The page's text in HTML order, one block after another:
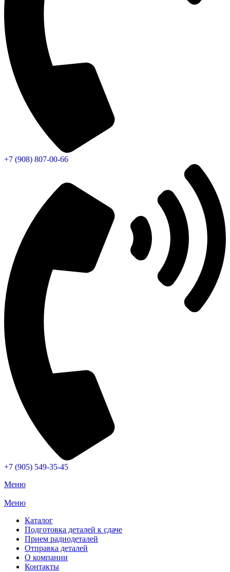
+7 (908) 807-00-66
+7 (905) 549-35-45
Меню
Меню
Каталог
Подготовка деталей к сдаче
Прием радиодеталей
Отправка деталей
О компании
Контакты